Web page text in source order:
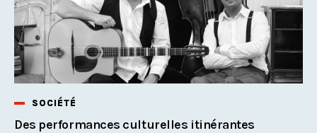
SOCIÉTÉ
Des performances culturelles itinérantes